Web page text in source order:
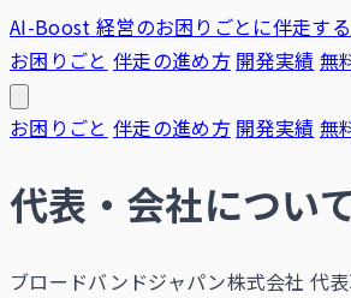
AI-Boost 経営のお困りごとに伴走する
お困りごと 伴走の進め方 開発実績 無
お困りごと 伴走の進め方 開発実績 無
代表・会社につい
ブロードバンドジャパン株式会社 代